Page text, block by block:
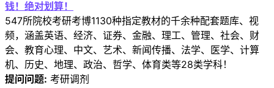
钱！绝对划算！
547所院校考研考博1130种指定教材的千余种配套题库、视
频，涵盖英语、经济、证券、金融、理工、管理、社会、财
会、教育心理、中文、艺术、新闻传播、法学、医学、计算
机、历史、地理、政治、哲学、体育类等28类学科！
提问问题: 考研调剂